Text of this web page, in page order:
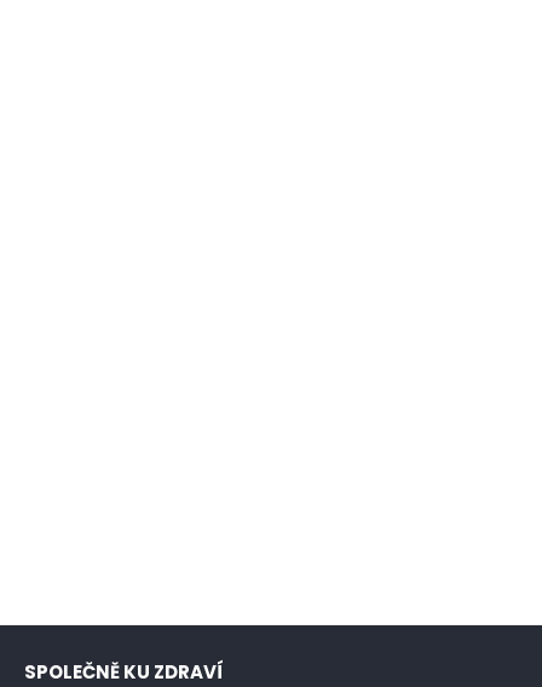
SPOLEČNĚ KU ZDRAVÍ